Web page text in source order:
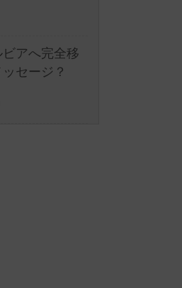
アへ完全移
セージ？